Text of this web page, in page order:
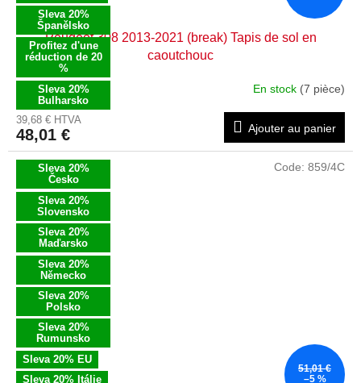
Sleva 20%
Španělsko
Profitez d'une
réduction de 20
%
Sleva 20%
Bulharsko
Peugeot 308 2013-2021 (break) Tapis de sol en
caoutchouc
En stock (7 pièce)
39,68 € HTVA
48,01 € Ajouter au panier
Sleva 20%
Česko
Sleva 20%
Slovensko
Sleva 20%
Maďarsko
Sleva 20%
Německo
Sleva 20%
Polsko
Sleva 20%
Rumunsko
Sleva 20% EU
Sleva 20% Itálie
51,01 €
–5 %
Code: 859/4C